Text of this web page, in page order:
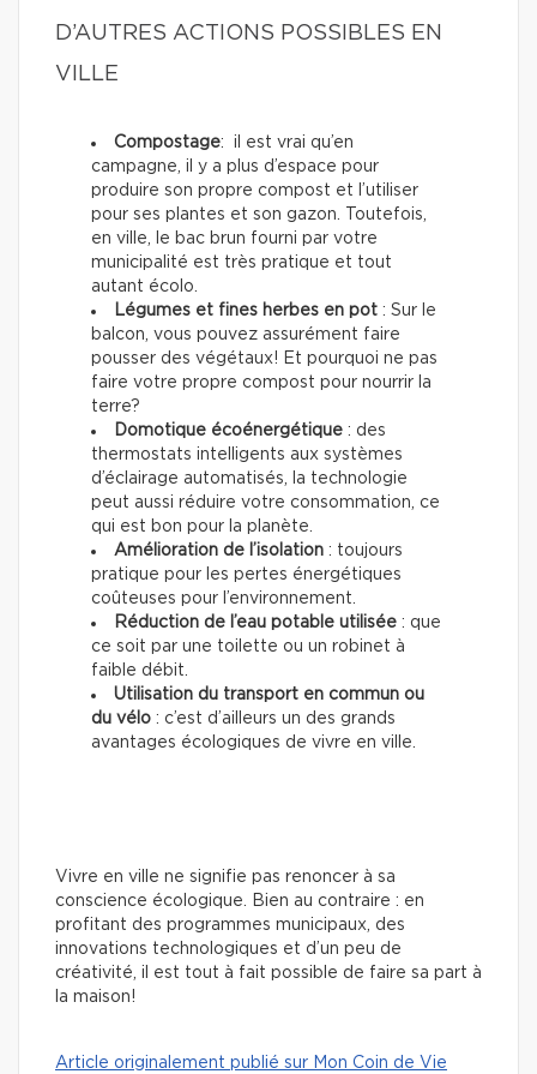
D’AUTRES ACTIONS POSSIBLES EN
VILLE
Compostage: il est vrai qu’en
campagne, il y a plus d’espace pour
produire son propre compost et l’utiliser
pour ses plantes et son gazon. Toutefois,
en ville, le bac brun fourni par votre
municipalité est très pratique et tout
autant écolo.
Légumes et fines herbes en pot : Sur le
balcon, vous pouvez assurément faire
pousser des végétaux! Et pourquoi ne pas
faire votre propre compost pour nourrir la
terre?
Domotique écoénergétique : des
thermostats intelligents aux systèmes
d’éclairage automatisés, la technologie
peut aussi réduire votre consommation, ce
qui est bon pour la planète.
Amélioration de l’isolation : toujours
pratique pour les pertes énergétiques
coûteuses pour l’environnement.
Réduction de l’eau potable utilisée : que
ce soit par une toilette ou un robinet à
faible débit.
Utilisation du transport en commun ou
du vélo : c’est d’ailleurs un des grands
avantages écologiques de vivre en ville.
Vivre en ville ne signifie pas renoncer à sa
conscience écologique. Bien au contraire : en
profitant des programmes municipaux, des
innovations technologiques et d’un peu de
créativité, il est tout à fait possible de faire sa part à
la maison!
Article originalement publié sur Mon Coin de Vie